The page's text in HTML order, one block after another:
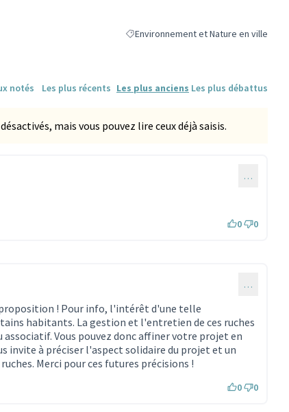
Filtrer les résultats de la catégorie :
Environnement et Nature en ville
notés Les plus récents Les plus anciens Les plus débattus
mais vous pouvez lire ceux déjà saisis.
…
0 0
…
! Pour info, l'intérêt d'une telle
habitants. La gestion et l'entretien de ces ruches
Vous pouvez donc affiner votre projet en
invite à préciser l'aspect solidaire du projet et un
Merci pour ces futures précisions !
0 0